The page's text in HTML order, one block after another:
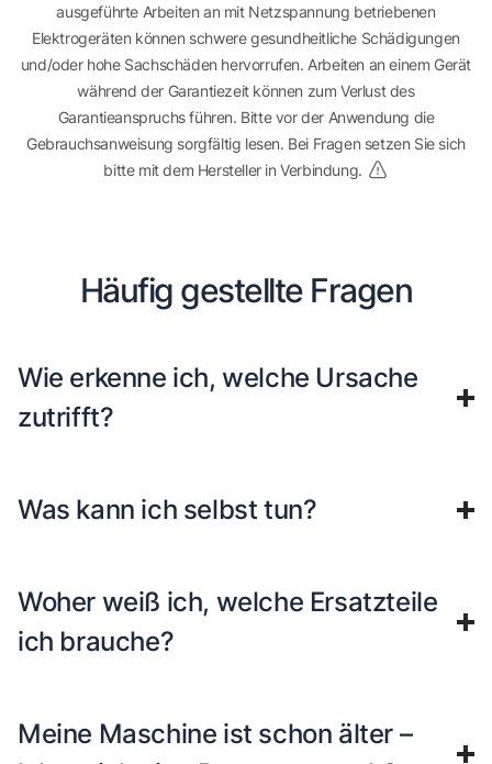
ausgeführte Arbeiten an mit Netzspannung betriebenen
Elektrogeräten können schwere gesundheitliche Schädigungen
und/oder hohe Sachschäden hervorrufen. Arbeiten an einem Gerät
während der Garantiezeit können zum Verlust des
Garantieanspruchs führen. Bitte vor der Anwendung die
Gebrauchsanweisung sorgfältig lesen. Bei Fragen setzen Sie sich
bitte mit dem Hersteller in Verbindung.
Häufig gestellte Fragen
Wie erkenne ich, welche Ursache
zutrifft?
Was kann ich selbst tun?
Woher weiß ich, welche Ersatzteile
ich brauche?
Meine Maschine ist schon älter –